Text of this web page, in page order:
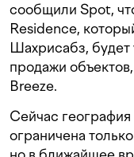
сообщили Spot,
Residence,
Шахрисабз, будет
продажи
Breeze.
Сейчас география
ограничена